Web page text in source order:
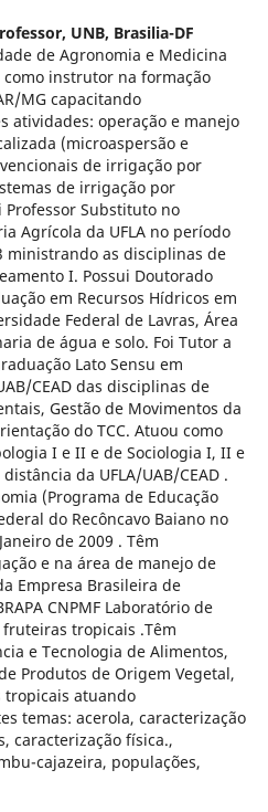
UNB, Brasilia-DF
de Agronomia e Medicina
como instrutor na formação
MG capacitando
atividades: operação e manejo
(microaspersão e
de irrigação por
de irrigação por
Substituto no
Agrícola da UFLA no período
ministrando as disciplinas de
I. Possui Doutorado
em Recursos Hídricos em
Federal de Lavras, Área
de água e solo. Foi Tutor a
Lato Sensu em
CEAD das disciplinas de
Gestão de Movimentos da
do TCC. Atuou como
I e II e de Sociologia I, II e
da UFLA/UAB/CEAD .
(Programa de Educação
do Recôncavo Baiano no
de 2009 . Têm
e na área de manejo de
Empresa Brasileira de
CNPMF Laboratório de
tropicais .Têm
e Tecnologia de Alimentos,
Produtos de Origem Vegetal,
tropicais atuando
temas: acerola, caracterização
caracterização física.,
cajazeira, populações,